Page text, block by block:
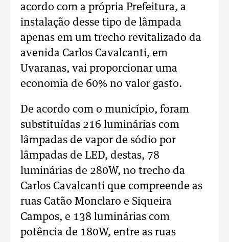
acordo com a própria Prefeitura, a
instalação desse tipo de lâmpada
apenas em um trecho revitalizado da
avenida Carlos Cavalcanti, em
Uvaranas, vai proporcionar uma
economia de 60% no valor gasto.
De acordo com o município, foram
substituídas 216 luminárias com
lâmpadas de vapor de sódio por
lâmpadas de LED, destas, 78
luminárias de 280W, no trecho da
Carlos Cavalcanti que compreende as
ruas Catão Monclaro e Siqueira
Campos, e 138 luminárias com
potência de 180W, entre as ruas